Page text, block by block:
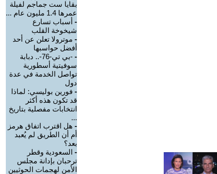
بقايا ست جماجم لفيلة
عمرها 1.4 مليون عام ...
- أسباب تسارع
شيخوخة القلب
- موترولا تعلن عن أحد
أفضل حواسبها
-
-بي تي-76-.. دبابة
سوفيتية أسطورية
تواصل الخدمة في عدة
دول
- فورين بوليسي: لماذا
قد تكون هذه أكثر
انتخابات مفصلية بتاريخ
...
- هل اقترب اتفاق هرمز
أم أن الطريق لم يُعبد
بعد؟
- السعودية وقطر
ترحبان بإدانة مجلس
الأمن لهجمات الحوثيين